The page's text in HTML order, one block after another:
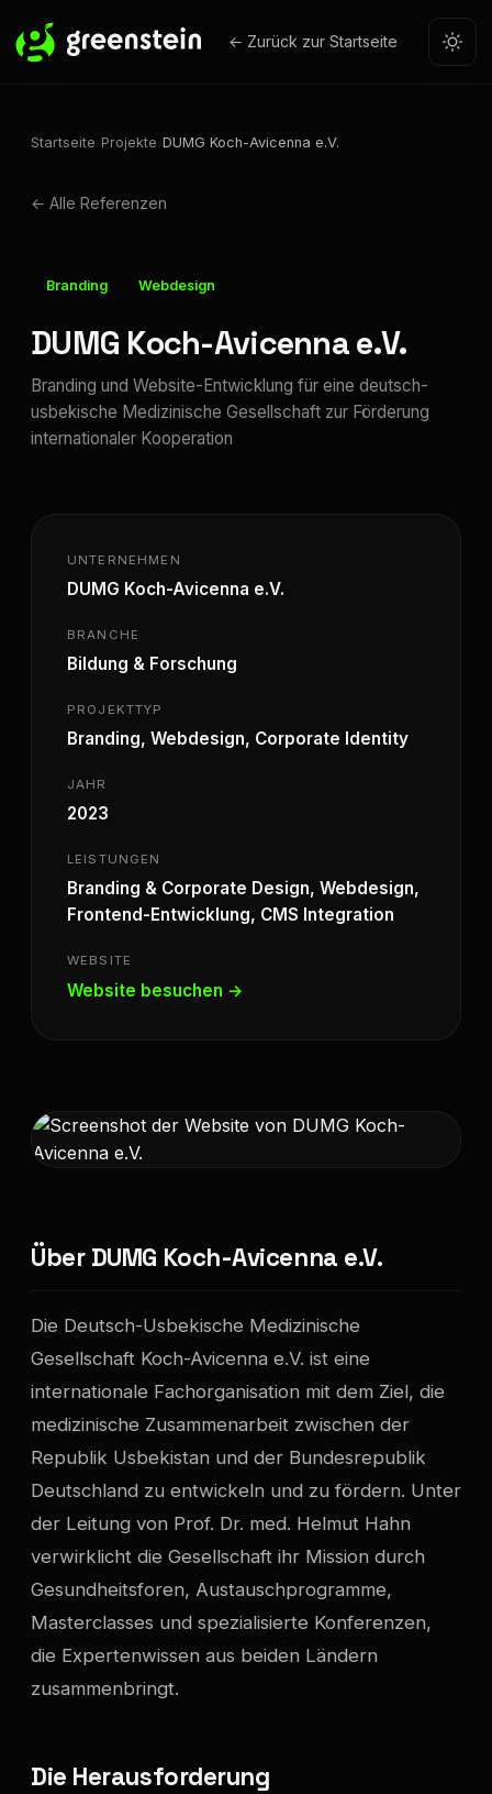
← Zurück zur Startseite
Startseite Projekte DUMG Koch-Avicenna e.V.
← Alle Referenzen
Branding Webdesign
DUMG Koch-Avicenna e.V.
Branding und Website-Entwicklung für eine deutsch-
usbekische Medizinische Gesellschaft zur Förderung
internationaler Kooperation
UNTERNEHMEN
DUMG Koch-Avicenna e.V.
BRANCHE
Bildung & Forschung
PROJEKTTYP
Branding, Webdesign, Corporate Identity
JAHR
2023
LEISTUNGEN
Branding & Corporate Design, Webdesign,
Frontend-Entwicklung, CMS Integration
WEBSITE
Website besuchen →
Über DUMG Koch-Avicenna e.V.
Die Deutsch-Usbekische Medizinische
Gesellschaft Koch-Avicenna e.V. ist eine
internationale Fachorganisation mit dem Ziel, die
medizinische Zusammenarbeit zwischen der
Republik Usbekistan und der Bundesrepublik
Deutschland zu entwickeln und zu fördern. Unter
der Leitung von Prof. Dr. med. Helmut Hahn
verwirklicht die Gesellschaft ihr Mission durch
Gesundheitsforen, Austauschprogramme,
Masterclasses und spezialisierte Konferenzen,
die Expertenwissen aus beiden Ländern
zusammenbringt.
Die Herausforderung